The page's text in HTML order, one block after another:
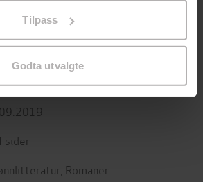
Tilpass
Godta utvalgte
Nicholls(forfatter),Hege Mehren
sider
Romaner